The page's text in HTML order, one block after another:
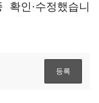
인·수정했습니